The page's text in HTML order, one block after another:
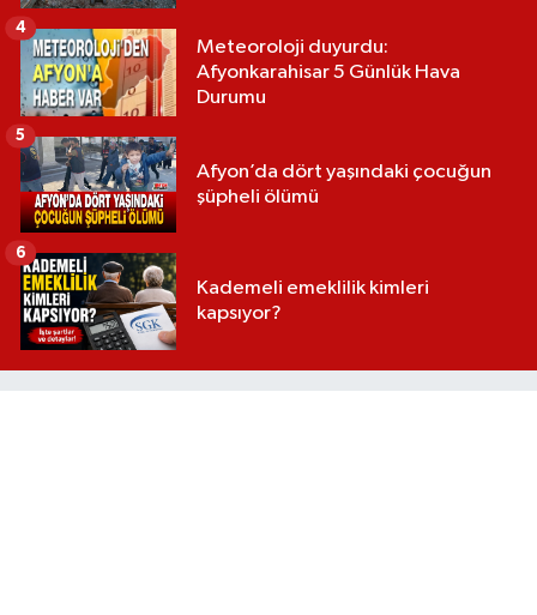
Meteoroloji duyurdu:
Afyonkarahisar 5 Günlük Hava
Durumu
4
Afyon’da dört yaşındaki çocuğun
şüpheli ölümü
5
Kademeli emeklilik kimleri
kapsıyor?
6